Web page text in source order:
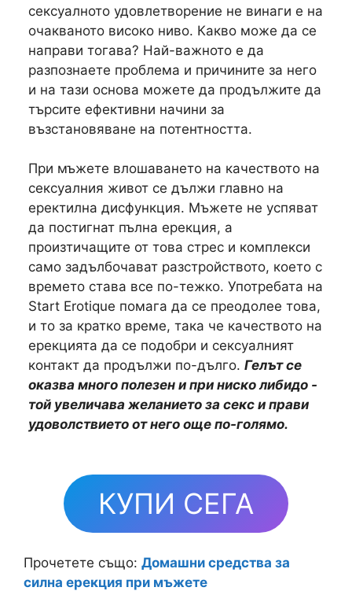
сексуалното удовлетворение не винаги е на
очакваното високо ниво. Какво може да се
направи тогава? Най-важното е да
разпознаете проблема и причините за него
и на тази основа можете да продължите да
търсите ефективни начини за
възстановяване на потентността.
При мъжете влошаването на качеството на
сексуалния живот се дължи главно на
еректилна дисфункция. Мъжете не успяват
да постигнат пълна ерекция, а
произтичащите от това стрес и комплекси
само задълбочават разстройството, което с
времето става все по-тежко. Употребата на
Start Erotique помага да се преодолее това,
и то за кратко време, така че качеството на
ерекцията да се подобри и сексуалният
контакт да продължи по-дълго. Гелът се
оказва много полезен и при ниско либидо -
той увеличава желанието за секс и прави
удоволствието от него още по-голямо.
КУПИ СЕГА
Прочетете също: Домашни средства за
силна ерекция при мъжете